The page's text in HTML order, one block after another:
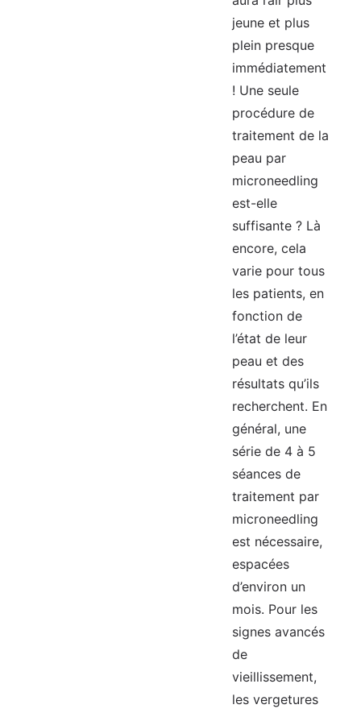
jeune et plus
plein presque
immédiatement
! Une seule
procédure de
traitement de la
peau par
microneedling
est-elle
suffisante ? Là
encore, cela
varie pour tous
les patients, en
fonction de
l’état de leur
peau et des
résultats qu’ils
recherchent. En
général, une
série de 4 à 5
séances de
traitement par
microneedling
est nécessaire,
espacées
d’environ un
mois. Pour les
signes avancés
de
vieillissement,
les vergetures